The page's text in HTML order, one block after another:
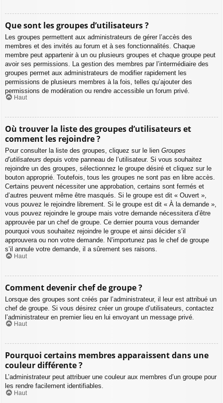
Que sont les groupes d’utilisateurs ?
Les groupes permettent aux administrateurs de gérer l’accès des
membres et des invités au forum et à ses fonctionnalités. Chaque
membre peut appartenir à un ou plusieurs groupes et chaque groupe peut
avoir ses permissions. La gestion des membres par l’intermédiaire des
groupes permet aux administrateurs de modifier rapidement les
permissions de plusieurs membres à la fois, telles qu’ajouter des
permissions de modération ou rendre accessible un forum privé.
Haut
Où trouver la liste des groupes d’utilisateurs et
comment les rejoindre ?
Pour consulter la liste des groupes, cliquez sur le lien Groupes
d’utilisateurs depuis votre panneau de l’utilisateur. Si vous souhaitez
rejoindre un des groupes, sélectionnez le groupe désiré et cliquez sur le
bouton approprié. Toutefois, tous les groupes ne sont pas en libre accès.
Certains peuvent nécessiter une approbation, certains sont fermés et
d’autres peuvent même être masqués. Si le groupe est dit « Ouvert »,
vous pouvez le rejoindre librement. Si le groupe est dit « À la demande »,
vous pouvez rejoindre le groupe mais votre demande nécessitera d’être
approuvée par un chef de groupe. Ce dernier pourra vous demander
pourquoi vous souhaitez rejoindre le groupe et ainsi décider s’il
approuvera ou non votre demande. N’importunez pas le chef de groupe
s’il annule votre demande, il a sûrement ses raisons.
Haut
Comment devenir chef de groupe ?
Lorsque des groupes sont créés par l’administrateur, il leur est attribué un
chef de groupe. Si vous désirez créer un groupe d’utilisateurs, contactez
l’administrateur en premier lieu en lui envoyant un message privé.
Haut
Pourquoi certains membres apparaissent dans une
couleur différente ?
L’administrateur peut attribuer une couleur aux membres d’un groupe pour
les rendre facilement identifiables.
Haut